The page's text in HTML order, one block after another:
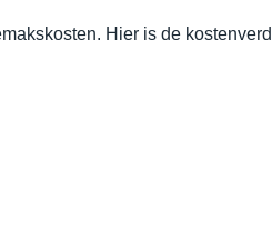
Hier is de